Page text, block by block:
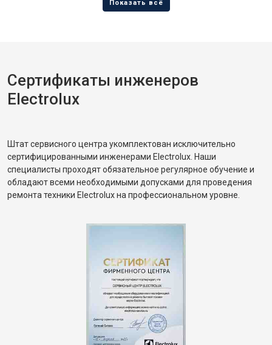
Сертификаты инженеров
Electrolux
Штат сервисного центра укомплектован исключительно
сертифицированными инженерами Electrolux. Наши
специалисты проходят обязательное регулярное обучение и
обладают всеми необходимыми допусками для проведения
ремонта техники Electrolux на профессиональном уровне.